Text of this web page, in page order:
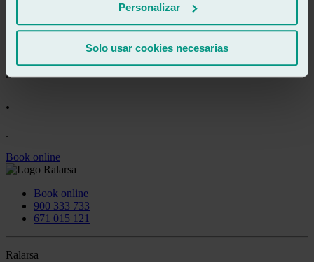
Personalizar
Solo usar cookies necesarias
.
.
.
Book online
Book online
900 333 733
671 015 121
Ralarsa